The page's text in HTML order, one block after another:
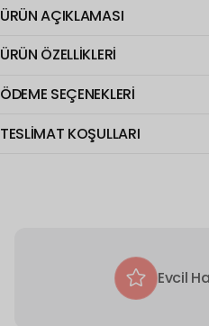
ÜRÜN AÇIKLAMASI
ÜRÜN ÖZELLİKLERİ
ÖDEME SEÇENEKLERİ
TESLİMAT KOŞULLARI
Evcil